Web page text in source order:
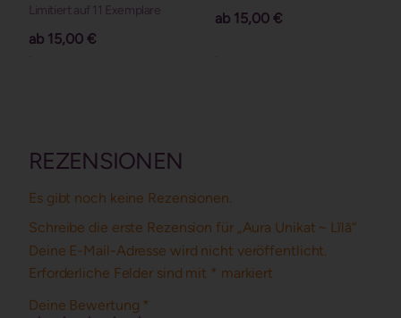
Limitiert auf 11 Exemplare
ab 15,00 €
ab 15,00 €
REZENSIONEN
Es gibt noch keine Rezensionen.
Schreibe die erste Rezension für „Aura Unikat ~ Līlā“
Deine E-Mail-Adresse wird nicht veröffentlicht.
Erforderliche Felder sind mit * markiert
Deine Bewertung *